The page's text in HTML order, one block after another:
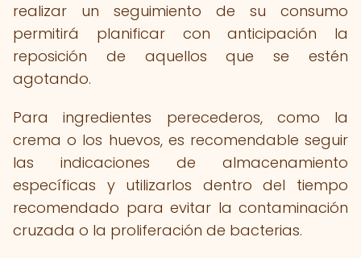
realizar un seguimiento de su consumo
permitirá planificar con anticipación la
reposición de aquellos que se estén
agotando.
Para ingredientes perecederos, como la
crema o los huevos, es recomendable seguir
las indicaciones de almacenamiento
específicas y utilizarlos dentro del tiempo
recomendado para evitar la contaminación
cruzada o la proliferación de bacterias.